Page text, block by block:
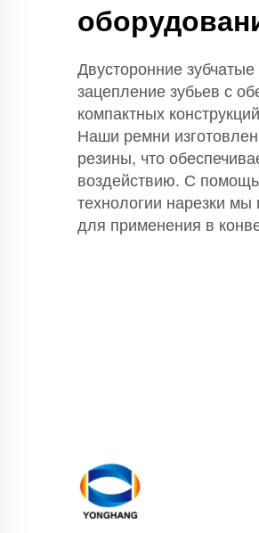
Двусторонние
зацепление зубьев с
компактных
Наши ремни
резины, что
воздействию. С
технологии нарезки
для применения в